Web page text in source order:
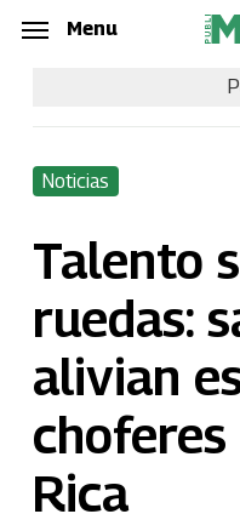
Skip
content
Menu
Noticias
Talento
ruedas:
alivian
choferes
Rica
Menu